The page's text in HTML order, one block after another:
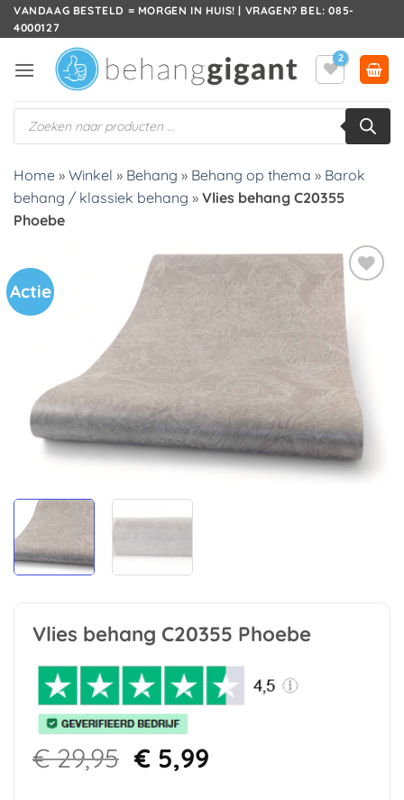
Ga
naar
VANDAAG BESTELD = MORGEN IN HUIS! | VRAGEN? BEL: 085-
4000127
Producten
zoeken
Home » Winkel » Behang » Behang op thema » Barok
behang / klassiek behang » Vlies behang C20355
Phoebe
Actie
Toevoegen
verlanglijst
Vlies behang C20355 Phoebe
€29,95 Oorspronkelijke
prijs
€5,99Huidige